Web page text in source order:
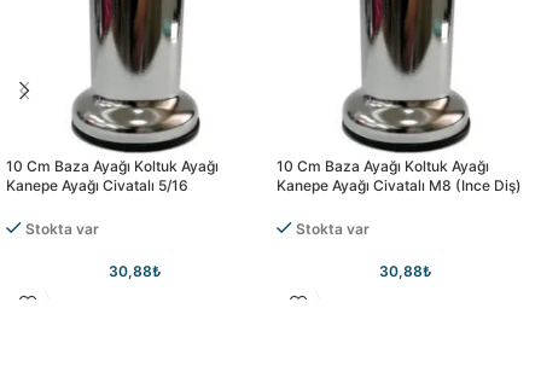
10 Cm Baza Ayağı Koltuk Ayağı
Kanepe Ayağı Civatalı 5/16
Stokta var
30,88₺
10 Cm Baza Ayağı Koltuk Ayağı
Kanepe Ayağı Civatalı M8 (ince Diş)
Stokta var
30,88₺